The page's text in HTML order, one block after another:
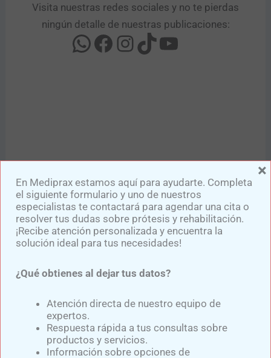
Visita nuestras redes sociales y no te pierdas
ningún detalle de nuestras publicaciones:
También te puede interesar:​
Ejercicios preprotésicos para amputados
debajo de la rodilla
Adaptaciones de Encaje para Prótesis
En Mediprax estamos aquí para ayudarte. Completa
el siguiente formulario y uno de nuestros
especialistas te contactará para agendar una cita o
resolver tus dudas sobre prótesis y rehabilitación.
¡Recibe atención personalizada y encuentra la
solución ideal para tus necesidades!
¿Qué obtienes al dejar tus datos?
Atención directa de nuestro equipo de
expertos.
Respuesta rápida a tus consultas sobre
productos y servicios.
Información sobre opciones de
×